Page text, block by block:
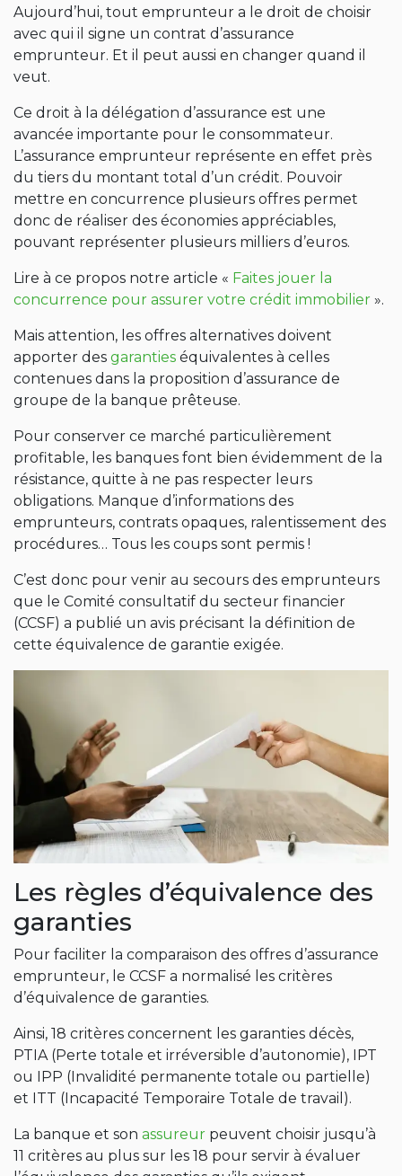
Aujourd’hui, tout emprunteur a le droit de choisir
avec qui il signe un contrat d’assurance
emprunteur. Et il peut aussi en changer quand il
veut.
Ce droit à la délégation d’assurance est une
avancée importante pour le consommateur.
L’assurance emprunteur représente en effet près
du tiers du montant total d’un crédit. Pouvoir
mettre en concurrence plusieurs offres permet
donc de réaliser des économies appréciables,
pouvant représenter plusieurs milliers d’euros.
Lire à ce propos notre article « Faites jouer la
concurrence pour assurer votre crédit immobilier ».
Mais attention, les offres alternatives doivent
apporter des garanties équivalentes à celles
contenues dans la proposition d’assurance de
groupe de la banque prêteuse.
Pour conserver ce marché particulièrement
profitable, les banques font bien évidemment de la
résistance, quitte à ne pas respecter leurs
obligations. Manque d’informations des
emprunteurs, contrats opaques, ralentissement des
procédures… Tous les coups sont permis !
C’est donc pour venir au secours des emprunteurs
que le Comité consultatif du secteur financier
(CCSF) a publié un avis précisant la définition de
cette équivalence de garantie exigée.
Les règles d’équivalence des
garanties
Pour faciliter la comparaison des offres d’assurance
emprunteur, le CCSF a normalisé les critères
d’équivalence de garanties.
Ainsi, 18 critères concernent les garanties décès,
PTIA (Perte totale et irréversible d’autonomie), IPT
ou IPP (Invalidité permanente totale ou partielle)
et ITT (Incapacité Temporaire Totale de travail).
La banque et son assureur peuvent choisir jusqu’à
11 critères au plus sur les 18 pour servir à évaluer